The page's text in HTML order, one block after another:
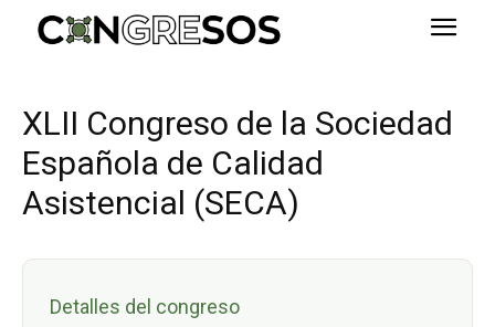
XLII Congreso de la Sociedad
Española de Calidad
Asistencial (SECA)
Detalles del congreso